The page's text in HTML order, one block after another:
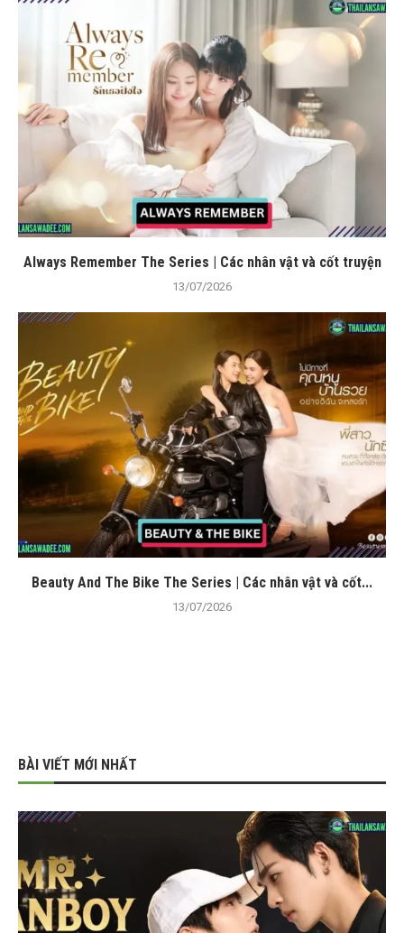
Always Remember The Series | Các nhân vật và cốt truyện
13/07/2026
Beauty And The Bike The Series | Các nhân vật và cốt...
13/07/2026
BÀI VIẾT MỚI NHẤT